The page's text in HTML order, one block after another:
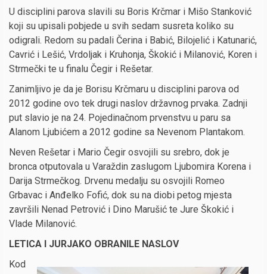
U disciplini parova slavili su Boris Krčmar i Mišo Stanković
koji su upisali pobjede u svih sedam susreta koliko su
odigrali. Redom su padali Čerina i Babić, Bilojelić i Katunarić,
Cavrić i Lešić, Vrdoljak i Kruhonja, Škokić i Milanović, Koren i
Strmečki te u finalu Čegir i Rešetar.
Zanimljivo je da je Borisu Krčmaru u disciplini parova od
2012 godine ovo tek drugi naslov državnog prvaka. Zadnji
put slavio je na 24. Pojedinačnom prvenstvu u paru sa
Alanom Ljubićem a 2012 godine sa Nevenom Plantakom.
Neven Rešetar i Mario Čegir osvojili su srebro, dok je
bronca otputovala u Varaždin zaslugom Ljubomira Korena i
Darija Strmečkog. Drvenu medalju su osvojili Romeo
Grbavac i Anđelko Fofić, dok su na diobi petog mjesta
završili Nenad Petrović i Dino Marušić te Jure Škokić i
Vlade Milanović.
LETICA I JURJAKO OBRANILE NASLOV
Kod